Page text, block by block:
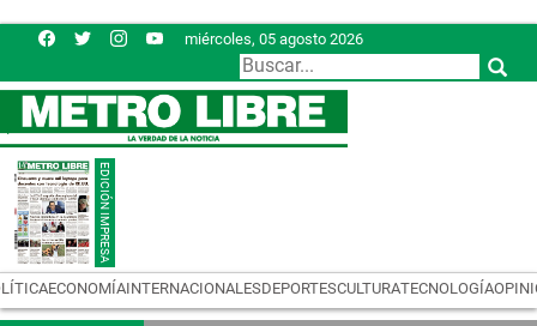
miércoles, 05 agosto 2026
ECONOMÍAINTERNACIONALESDEPORTESCULTURATECNOLOGÍA